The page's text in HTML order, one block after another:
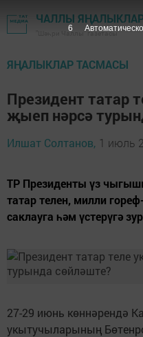
ЧАЛЛЫ
"Шәһри Чаллы" газетасы
ЯҢАЛЫКЛАР ТАСМАСЫ
Президент татар
җыеп нәрсә
Илшат Солтанов, 1 июль
ТР Президенты үз
татар телен, милли
саклауга һәм үстерүгә
27-29 июнь көннәрендә
укытучыларының
5